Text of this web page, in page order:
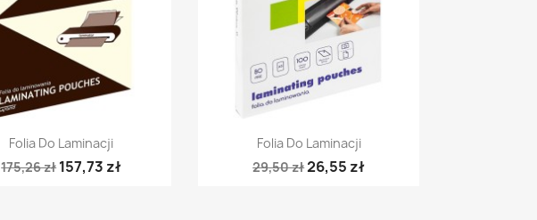
Szybki podgląd
Folia Do Laminacji
175,26 zł157,73 zł
Szybki podgląd
Folia Do Laminacji
29,50 zł26,55 zł